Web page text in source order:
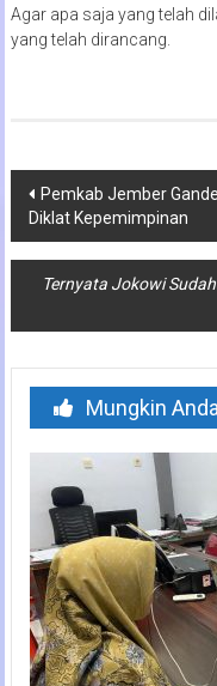
Agar apa saja yang telah
yang telah dirancang.
Navigasi
pos
Pemkab Jember
Diklat Kepemimpinan
Ternyata Jokowi
Mungkin